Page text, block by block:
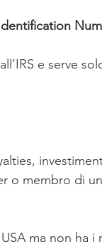
e serve
o membro di
ma non ha